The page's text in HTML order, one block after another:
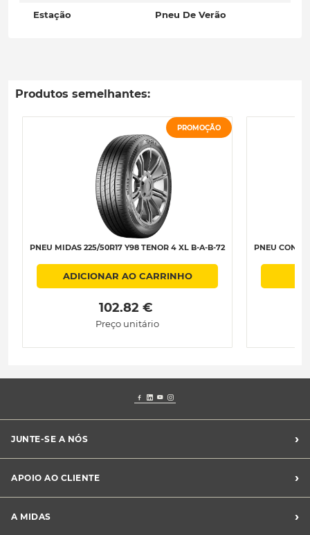
Estação Pneu De Verão
Produtos semelhantes:
PROMOÇÃO
PNEU MIDAS 225/50R17 Y98 TENOR 4 XL B-A-B-72
ADICIONAR AO CARRINHO
102.82 €
Preço unitário
PNEU
JUNTE-SE A NÓS ›
Franchising Midas
APOIO AO CLIENTE ›
Livro de Reclamações
A MIDAS ›